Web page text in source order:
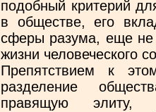
подобный критерий
в обществе, его
сферы разума, еще не
жизни человеческого
Препятствием к
разделение
правящую элиту,